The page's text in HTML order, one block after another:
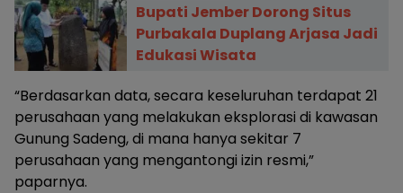
Bupati Jember Dorong Situs
Purbakala Duplang Arjasa Jadi
Edukasi Wisata
“Berdasarkan data, secara keseluruhan terdapat 21
perusahaan yang melakukan eksplorasi di kawasan
Gunung Sadeng, di mana hanya sekitar 7
perusahaan yang mengantongi izin resmi,”
paparnya.